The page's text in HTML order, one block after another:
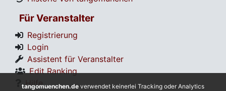
Für Veranstalter
Registrierung
Login
Assistent für Veranstalter
Edit Ranking
Hilfe
tangomuenchen.de verwendet keinerlei Tracking oder Analytics